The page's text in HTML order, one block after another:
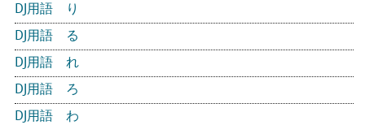
DJ用語 り
DJ用語 る
DJ用語 れ
DJ用語 ろ
DJ用語 わ